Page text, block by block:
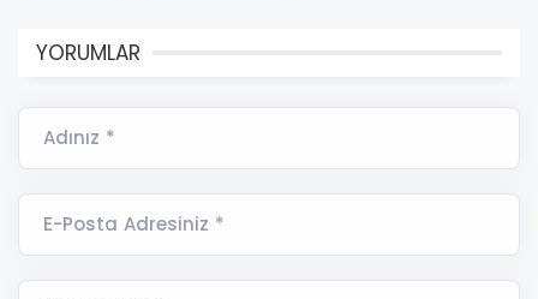
YORUMLAR
Adınız *
E-Posta Adresiniz *